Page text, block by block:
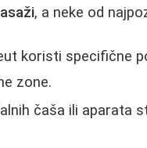
, a neke od
koristi specifične
zone.
čaša ili aparata